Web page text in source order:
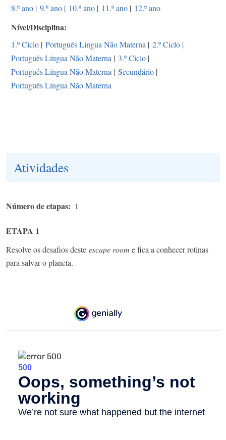
8.º ano | 9.º ano | 10.º ano | 11.º ano | 12.º ano
Nível/Disciplina
1.º Ciclo | Português Língua Não Materna | 2.º Ciclo |
Português Língua Não Materna | 3.º Ciclo |
Português Língua Não Materna | Secundário |
Português Língua Não Materna
Atividades
Número de etapas 1
ETAPA 1
Resolve os desafios deste escape room e fica a conhecer rotinas
para salvar o planeta.